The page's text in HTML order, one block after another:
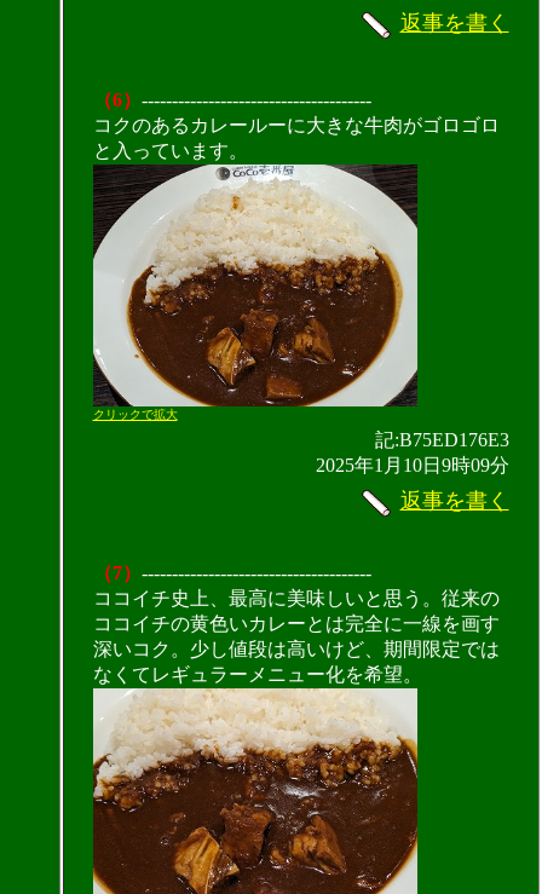
返事を書く
（6） --------------------------------------
コクのあるカレールーに大きな牛肉がゴロゴロ
と入っています。
クリックで拡大
記:B75ED176E3
2025年1月10日9時09分
返事を書く
（7） --------------------------------------
ココイチ史上、最高に美味しいと思う。従来の
ココイチの黄色いカレーとは完全に一線を画す
深いコク。少し値段は高いけど、期間限定では
なくてレギュラーメニュー化を希望。